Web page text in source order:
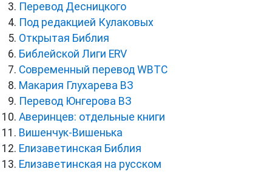
Перевод Десницкого
Под редакцией Кулаковых
Открытая Библия
Библейской Лиги ERV
Cовременный перевод WBTC
Макария Глухарева ВЗ
Перевод Юнгерова ВЗ
Аверинцев: отдельные книги
Вишенчук-Вишенька
Елизаветинская Библия
Елизаветинская на русском